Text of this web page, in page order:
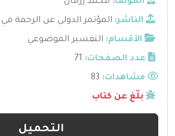
الناشر: المؤتمر الدولي عن الرحمة في
الأقسام: التفسير الموضوعي
عدد الصفحات: 71
مشاهدات:
بلّغ عن كتاب
التحميل